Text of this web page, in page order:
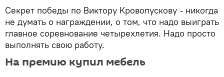
Секрет победы по Виктору Кровопускову - никогда
не думать о награждении, о том, что надо выиграть
главное соревнование четырехлетия. Надо просто
выполнять свою работу.
На премию купил мебель